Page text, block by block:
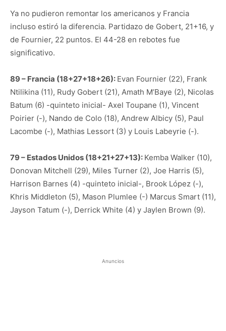
Ya no pudieron remontar los americanos y Francia
incluso estiró la diferencia. Partidazo de Gobert, 21+16, y
de Fournier, 22 puntos. El 44-28 en rebotes fue
significativo.
89 – Francia (18+27+18+26): Evan Fournier (22), Frank
Ntilikina (11), Rudy Gobert (21), Amath M’Baye (2), Nicolas
Batum (6) -quinteto inicial- Axel Toupane (1), Vincent
Poirier (-), Nando de Colo (18), Andrew Albicy (5), Paul
Lacombe (-), Mathias Lessort (3) y Louis Labeyrie (-).
79 – Estados Unidos (18+21+27+13): Kemba Walker (10),
Donovan Mitchell (29), Miles Turner (2), Joe Harris (5),
Harrison Barnes (4) -quinteto inicial-, Brook López (-),
Khris Middleton (5), Mason Plumlee (-) Marcus Smart (11),
Jayson Tatum (-), Derrick White (4) y Jaylen Brown (9).
Anuncios